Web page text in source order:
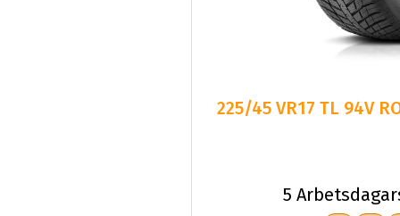
225/45 VR17 TL 94V
5